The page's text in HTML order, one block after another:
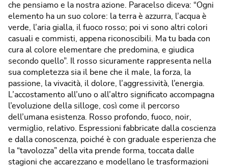
che pensiamo e la nostra azione. Paracelso diceva: “Ogni
elemento ha un suo colore: la terra è azzurra, l’acqua è
verde, l’aria gialla, il fuoco rosso; poi vi sono altri colori
casuali e commisti, appena riconoscibili. Ma tu bada con
cura al colore elementare che predomina, e giudica
secondo quello”. Il rosso sicuramente rappresenta nella
sua completezza sia il bene che il male, la forza, la
passione, la vivacità, il dolore, l’aggressività, l’energia.
L’accostamento all’uno o all’altro significato accompagna
l’evoluzione della silloge, così come il percorso
dell’umana esistenza. Rosso profondo, fuoco, noir,
vermiglio, relativo. Espressioni fabbricate dalla coscienza
e dalla conoscenza, poiché è con graduale esperienza che
la “tavolozza” della vita prende forma, toccata dalle
stagioni che accarezzano e modellano le trasformazioni